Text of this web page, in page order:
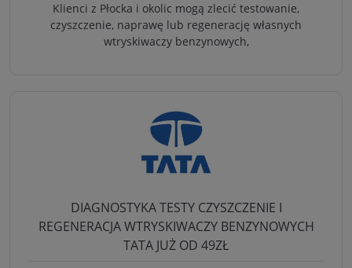
Klienci z Płocka i okolic mogą zlecić testowanie,
czyszczenie, naprawę lub regenerację własnych
wtryskiwaczy benzynowych,
DIAGNOSTYKA TESTY CZYSZCZENIE I
REGENERACJA WTRYSKIWACZY BENZYNOWYCH
TATA JUŻ OD 49ZŁ